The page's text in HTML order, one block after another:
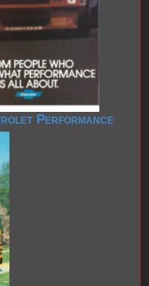
Performance